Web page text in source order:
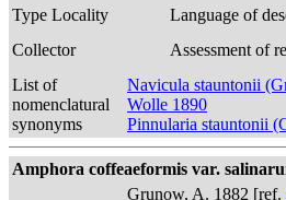
Type Locality Language of
Collector
Assessment of
List of
nomenclatural
synonyms
Navicula stauntonii
Wolle 1890
Pinnularia stauntonii
Amphora coffeaeformis var.
Grunow, A. 1882 [ref.